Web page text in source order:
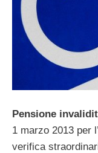
Pensione
1 marzo 2013 per
verifica